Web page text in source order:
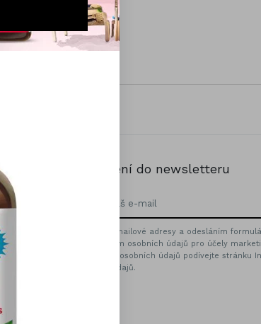
418,00 Kč
Přihlášení do newsletteru
Zadáním emailové adresy a odesláním
zpracováním osobních údajů pro účely
zpracování osobních údajů podívejte stránku
osobních údajů.